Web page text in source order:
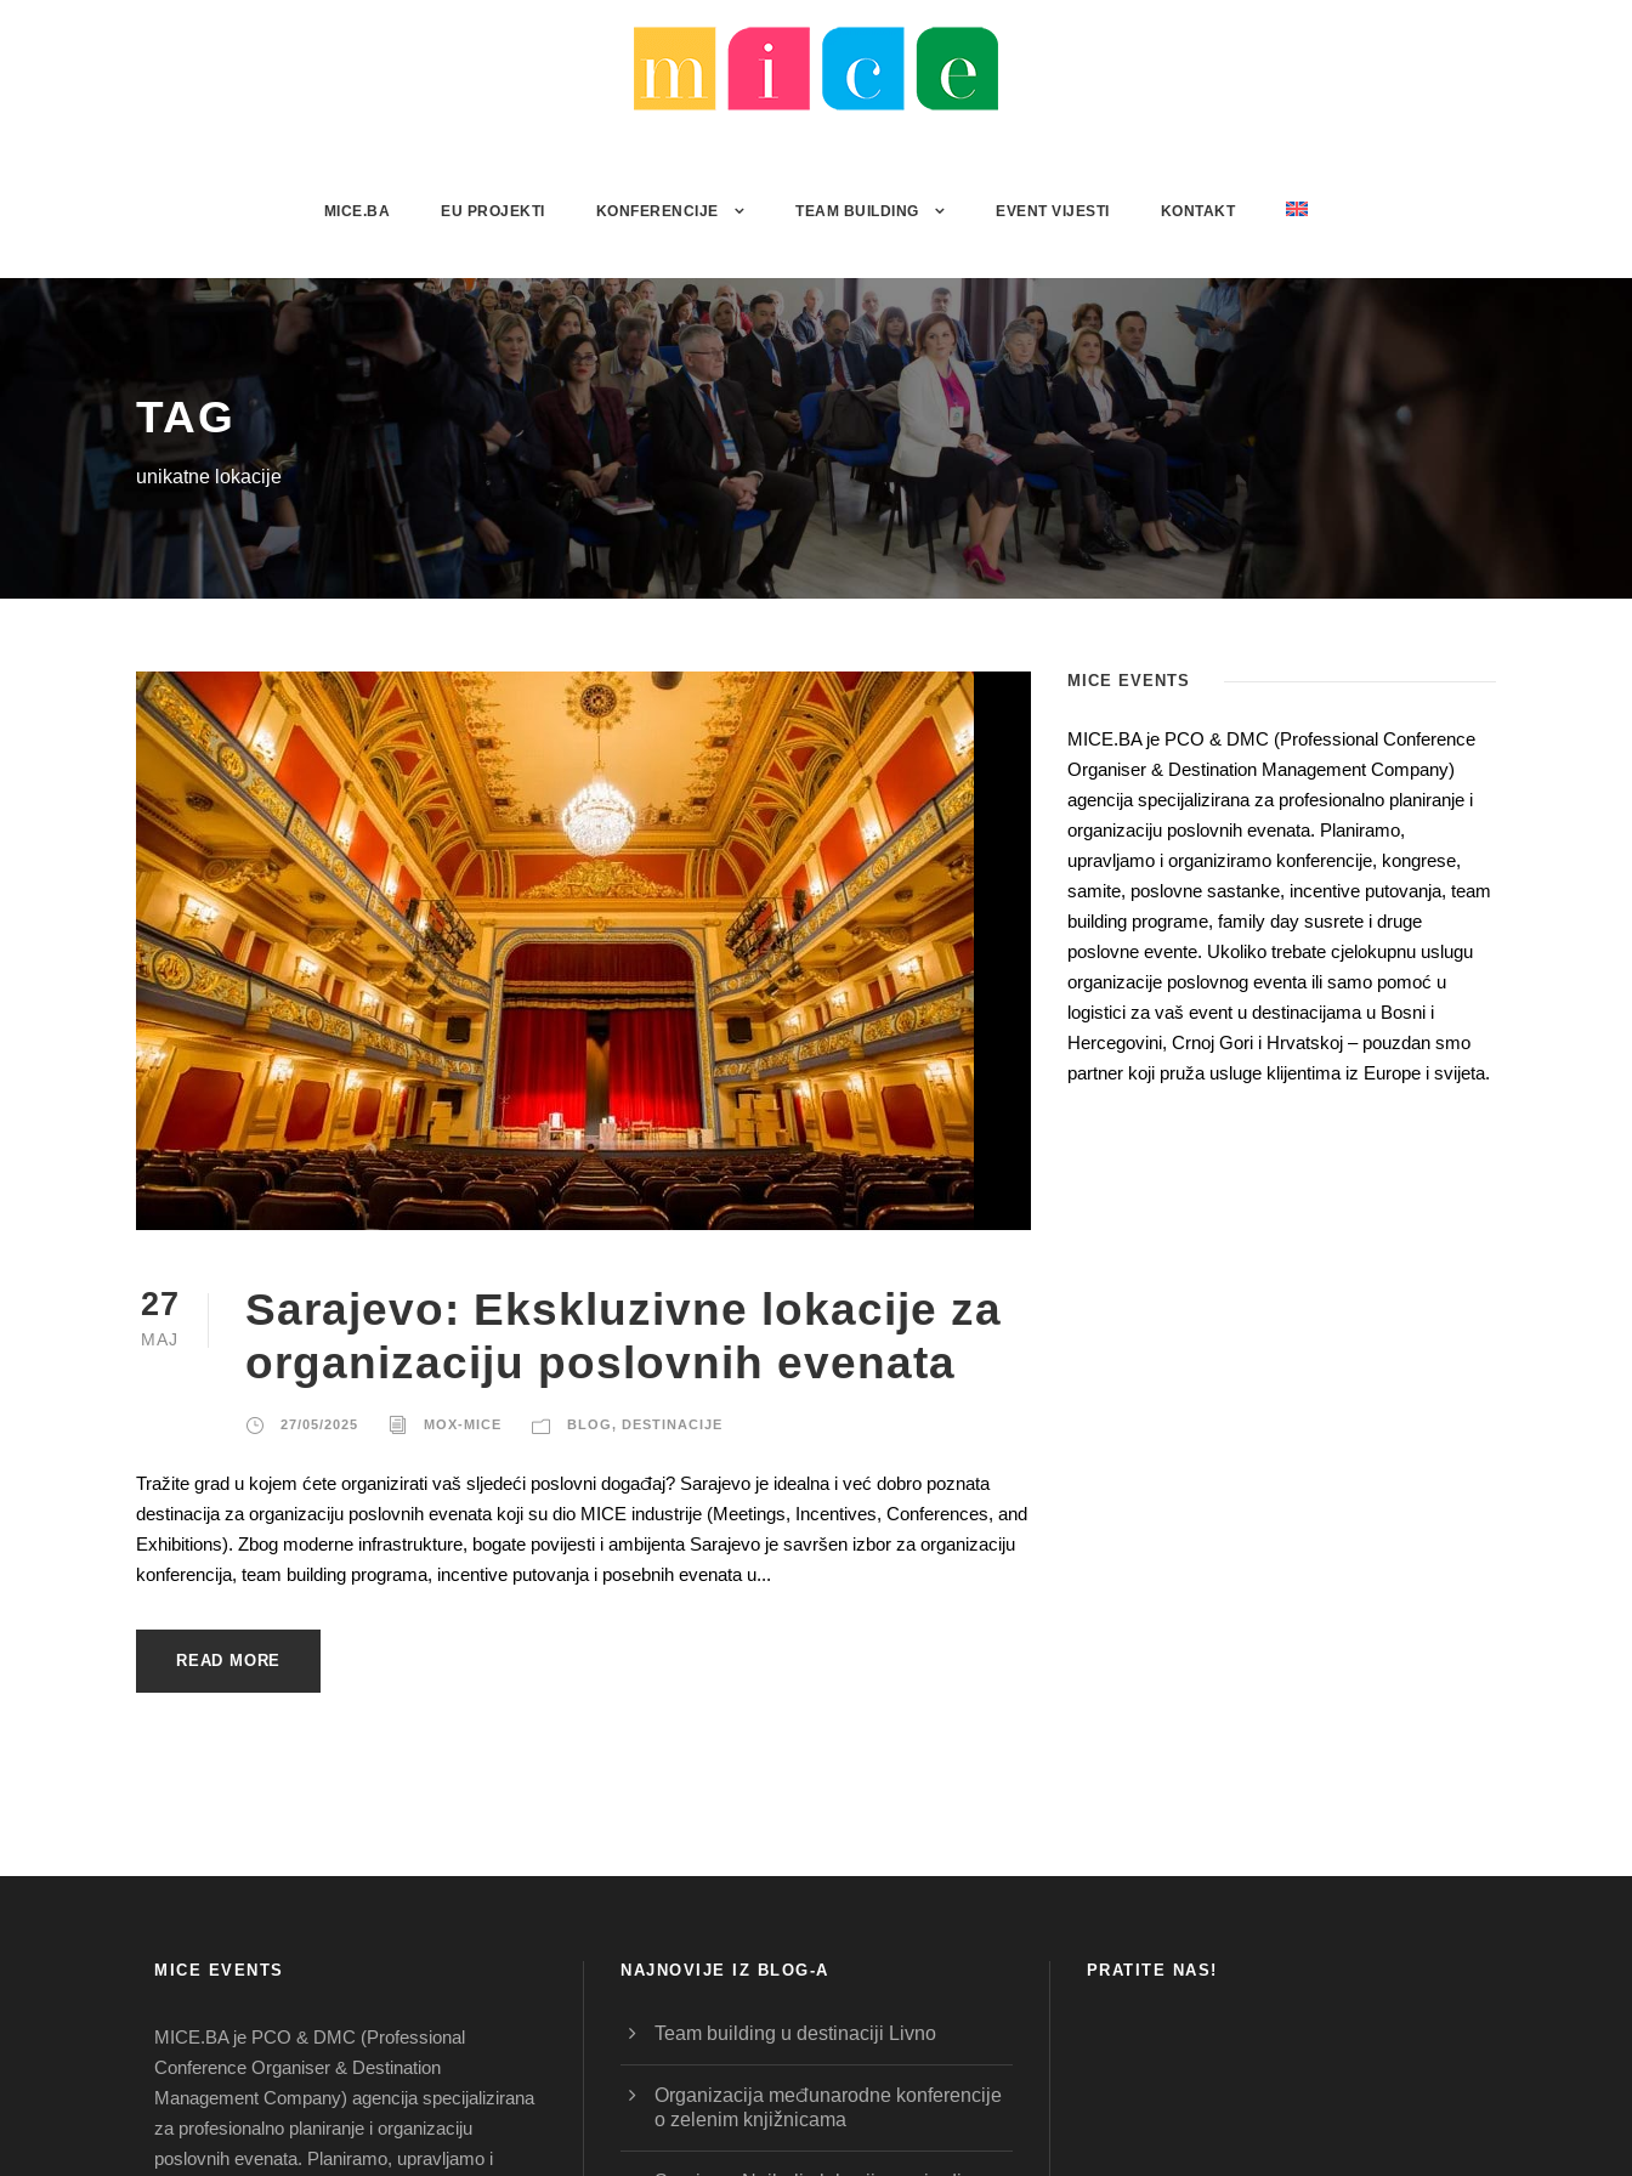
MICE.BA EU PROJEKTI KONFERENCIJE TEAM BUILDING EVENT VIJESTI KONTAKT
TAG
unikatne lokacije
27
MAJ
Sarajevo: Ekskluzivne lokacije za
organizaciju poslovnih evenata
27/05/2025 MOX-MICE BLOG, DESTINACIJE
Tražite grad u kojem ćete organizirati vaš sljedeći poslovni događaj? Sarajevo je idealna i već dobro poznata
destinacija za organizaciju poslovnih evenata koji su dio MICE industrije (Meetings, Incentives, Conferences, and
Exhibitions). Zbog moderne infrastrukture, bogate povijesti i ambijenta Sarajevo je savršen izbor za organizaciju
konferencija, team building programa, incentive putovanja i posebnih evenata u...
READ MORE
MICE EVENTS
MICE.BA je PCO & DMC (Professional Conference
Organiser & Destination Management Company)
agencija specijalizirana za profesionalno planiranje i
organizaciju poslovnih evenata. Planiramo,
upravljamo i organiziramo konferencije, kongrese,
samite, poslovne sastanke, incentive putovanja, team
building programe, family day susrete i druge
poslovne evente. Ukoliko trebate cjelokupnu uslugu
organizacije poslovnog eventa ili samo pomoć u
logistici za vaš event u destinacijama u Bosni i
Hercegovini, Crnoj Gori i Hrvatskoj – pouzdan smo
partner koji pruža usluge klijentima iz Europe i svijeta.
MICE EVENTS
MICE.BA je PCO & DMC (Professional
Conference Organiser & Destination
Management Company) agencija specijalizirana
za profesionalno planiranje i organizaciju
poslovnih evenata. Planiramo, upravljamo i
NAJNOVIJE IZ BLOG-A
Team building u destinaciji Livno
Organizacija međunarodne konferencije
o zelenim knjižnicama
PRATITE NAS!